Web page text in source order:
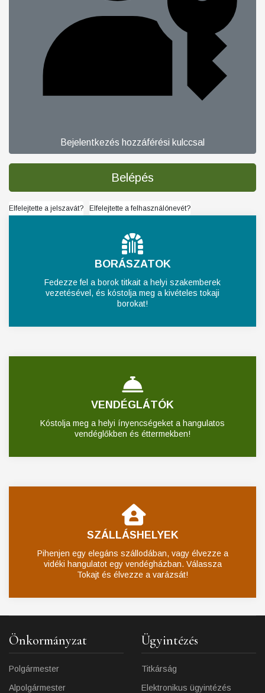
Bejelentkezés hozzáférési kulccsal
Belépés
Elfelejtette a jelszavát? Elfelejtette a felhasználónevét?
BORÁSZATOK
Fedezze fel a borok titkait a helyi szakemberek
vezetésével, és kóstolja meg a kivételes tokaji
borokat!
VENDÉGLÁTÓK
Kóstolja meg a helyi ínyencségeket a hangulatos
vendéglőkben és éttermekben!
SZÁLLÁSHELYEK
Pihenjen egy elegáns szállodában, vagy élvezze a
vidéki hangulatot egy vendégházban. Válassza
Tokajt és élvezze a varázsát!
Önkormányzat
Polgármester
Alpolgármester
Ügyintézés
Titkárság
Elektronikus ügyintézés